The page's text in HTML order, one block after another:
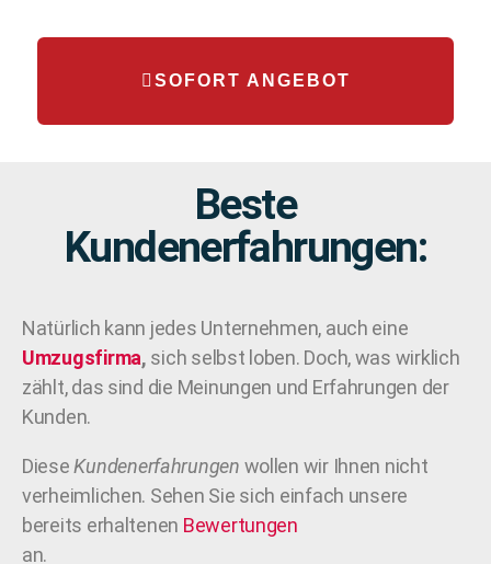
SOFORT ANGEBOT
Beste
Kundenerfahrungen:
Natürlich kann jedes Unternehmen, auch eine
Umzugsfirma, sich selbst loben. Doch, was wirklich
zählt, das sind die Meinungen und Erfahrungen der
Kunden.
DieseKundenerfahrungen wollen wir Ihnen nicht
verheimlichen. Sehen Sie sich einfach unsere
bereits erhaltenen Bewertungen
an.